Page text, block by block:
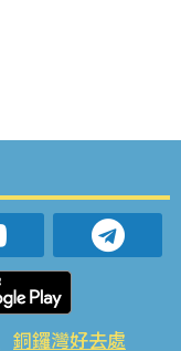
銅鑼灣好去處